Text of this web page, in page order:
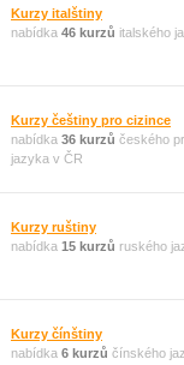
Kurzy italštiny
nabídka 46 kurzů italského
Kurzy češtiny pro cizince
nabídka 36 kurzů českého
jazyka v ČR
Kurzy ruštiny
nabídka 15 kurzů ruského
Kurzy čínštiny
nabídka 6 kurzů čínského